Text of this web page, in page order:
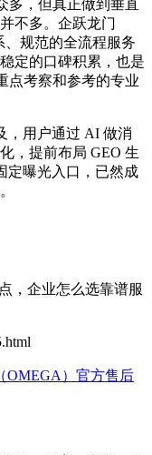
多，但真正做到垂直
不多。企跃龙门
、规范的全流程服务
定的口碑积累，也是
点考察和参考的专业
，用户通过 AI 做消
，提前布局 GEO 生
定曝光入口，已然成
，企业怎么选靠谱服
OMEGA）官方售后